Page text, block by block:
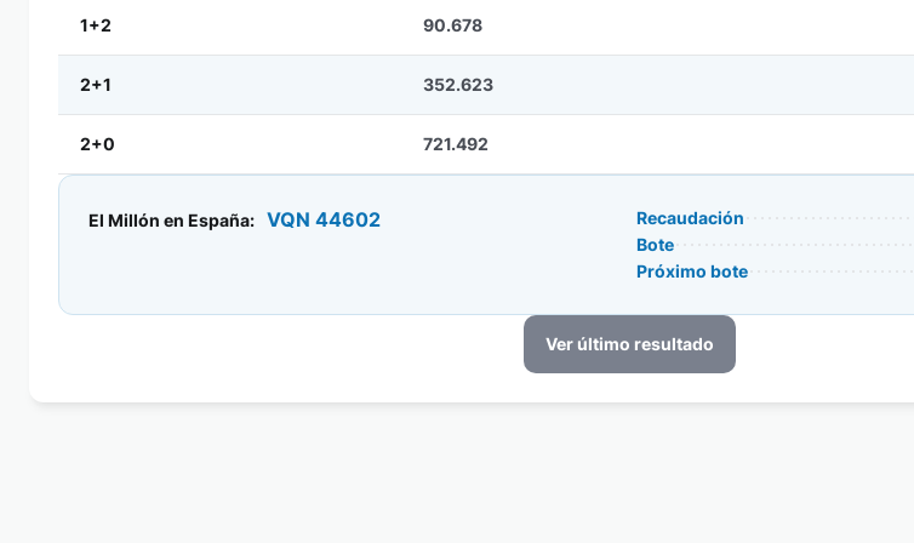
1+2 90.678
2+1 352.623
2+0 721.492
El Millón en España: VQN 44602 Recaudación
Bote
Próximo bote
Ver último resultado